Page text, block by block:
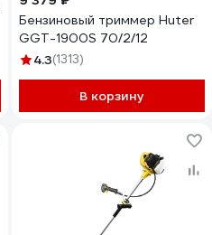
Бензиновый триммер Huter
GGT-1900S 70/2/12
4.3(1313)
В корзину